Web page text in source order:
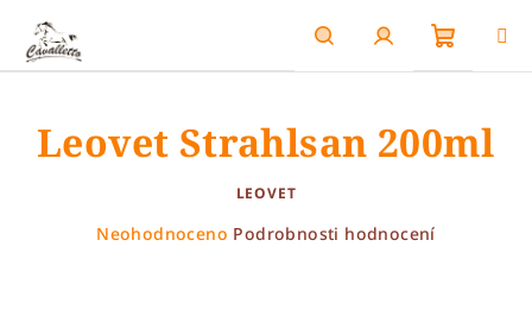
obsah
HledatPřihlášení
košík
Leovet Strahlsan 200ml
LEOVET
Průměrné
Neohodnoceno Podrobnosti hodnocení